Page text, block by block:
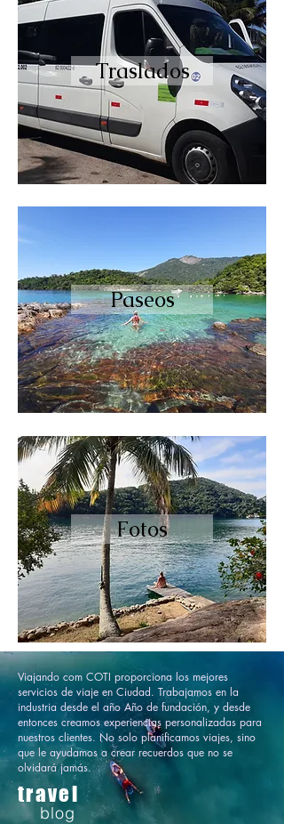
Traslados
Paseos
Fotos
Viajando com COTI proporciona los mejores
servicios de viaje en Ciudad. Trabajamos en la
industria desde el año Año de fundación, y desde
entonces creamos experiencias personalizadas para
nuestros clientes. No solo planificamos viajes, sino
que le ayudamos a crear recuerdos que no se
olvidará jamás.
travel
blog